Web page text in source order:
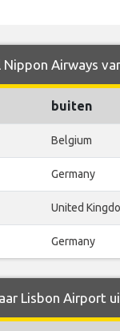
Airways
buiten
Belgium
Germany
United
Germany
Lisbon Airport